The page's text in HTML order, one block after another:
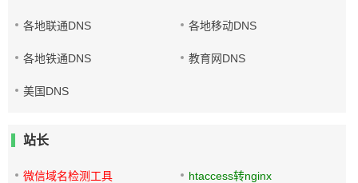
各地联通DNS 各地移动DNS
各地铁通DNS 教育网DNS
美国DNS
站长
微信域名检测工具 htaccess转nginx